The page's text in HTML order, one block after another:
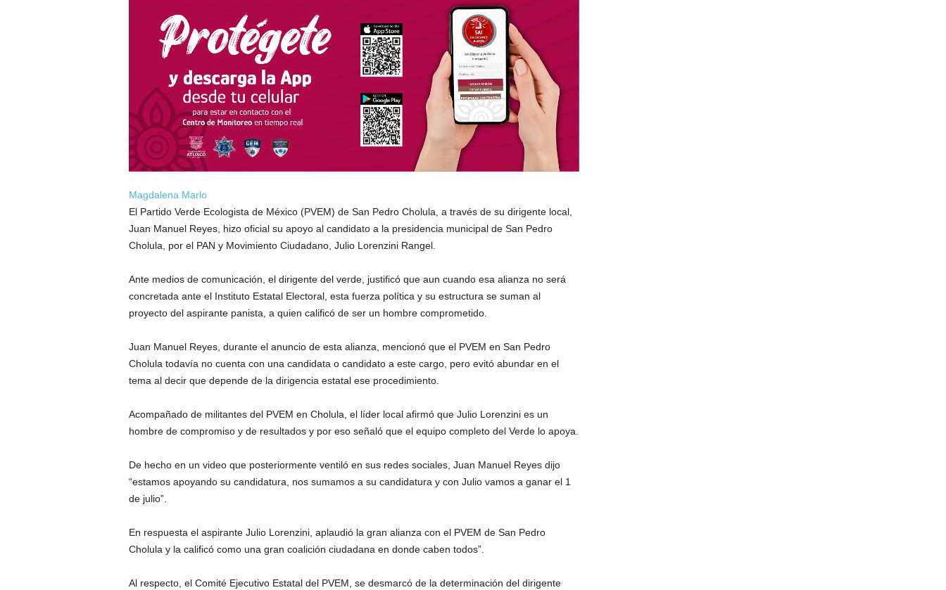
Magdalena Marlo
El Partido Verde Ecologista de México (PVEM) de San Pedro Cholula, a través de su dirigente local,
Juan Manuel Reyes, hizo oficial su apoyo al candidato a la presidencia municipal de San Pedro
Cholula, por el PAN y Movimiento Ciudadano, Julio Lorenzini Rangel.
Ante medios de comunicación, el dirigente del verde, justificó que aun cuando esa alianza no será
concretada ante el Instituto Estatal Electoral, esta fuerza política y su estructura se suman al
proyecto del aspirante panista, a quien calificó de ser un hombre comprometido.
Juan Manuel Reyes, durante el anuncio de esta alianza, mencionó que el PVEM en San Pedro
Cholula todavía no cuenta con una candidata o candidato a este cargo, pero evitó abundar en el
tema al decir que depende de la dirigencia estatal ese procedimiento.
Acompañado de militantes del PVEM en Cholula, el líder local afirmó que Julio Lorenzini es un
hombre de compromiso y de resultados y por eso señaló que el equipo completo del Verde lo apoya.
De hecho en un video que posteriormente ventiló en sus redes sociales, Juan Manuel Reyes dijo
“estamos apoyando su candidatura, nos sumamos a su candidatura y con Julio vamos a ganar el 1
de julio”.
En respuesta el aspirante Julio Lorenzini, aplaudió la gran alianza con el PVEM de San Pedro
Cholula y la calificó como una gran coalición ciudadana en donde caben todos”.
Al respecto, el Comité Ejecutivo Estatal del PVEM, se desmarcó de la determinación del dirigente